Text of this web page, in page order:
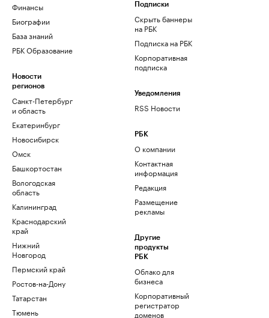
Финансы
Биографии
База знаний
РБК Образование
Новости
регионов
Санкт-Петербург
и область
Екатеринбург
Новосибирск
Омск
Башкортостан
Вологодская
область
Калининград
Краснодарский
край
Нижний
Новгород
Пермский край
Ростов-на-Дону
Татарстан
Тюмень
Подписки
Скрыть баннеры
на РБК
Подписка на РБК
Корпоративная
подписка
Уведомления
RSS Новости
РБК
О компании
Контактная
информация
Редакция
Размещение
рекламы
Другие
продукты
РБК
Облако для
бизнеса
Корпоративный
регистратор
доменов